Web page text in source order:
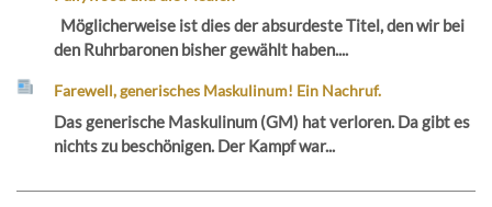
Möglicherweise ist dies der absurdeste Titel, den wir bei
den Ruhrbaronen bisher gewählt haben....
Farewell, generisches Maskulinum! Ein Nachruf.
Das generische Maskulinum (GM) hat verloren. Da gibt es
nichts zu beschönigen. Der Kampf war...